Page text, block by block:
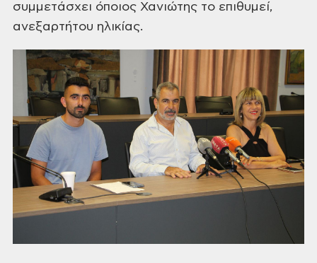
συμμετάσχει όποιος Χανιώτης το επιθυμεί,
ανεξαρτήτου ηλικίας.